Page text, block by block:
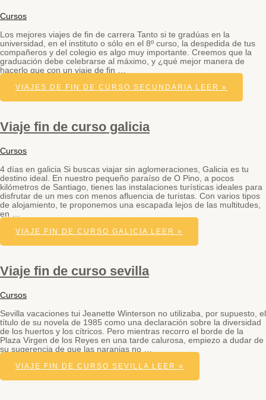
Cursos
Los mejores viajes de fin de carrera Tanto si te gradúas en la
universidad, en el instituto o sólo en el 8º curso, la despedida de tus
compañeros y del colegio es algo muy importante. Creemos que la
graduación debe celebrarse al máximo, y ¿qué mejor manera de
hacerlo que con un viaje de fin …
VIAJES DE FIN DE CURSO SECUNDARIA LEER »
Viaje fin de curso galicia
Cursos
4 días en galicia Si buscas viajar sin aglomeraciones, Galicia es tu
destino ideal. En nuestro pequeño paraíso de O Pino, a pocos
kilómetros de Santiago, tienes las instalaciones turísticas ideales para
disfrutar de un mes con menos afluencia de turistas. Con varios tipos
de alojamiento, te proponemos una escapada lejos de las multitudes,
en …
VIAJE FIN DE CURSO GALICIA LEER »
Viaje fin de curso sevilla
Cursos
Sevilla vacaciones tui Jeanette Winterson no utilizaba, por supuesto, el
título de su novela de 1985 como una declaración sobre la diversidad
de los huertos y los cítricos. Pero mientras recorro el borde de la
Plaza Virgen de los Reyes en una tarde calurosa, empiezo a dudar de
su sugerencia de que las naranjas no …
VIAJE FIN DE CURSO SEVILLA LEER »